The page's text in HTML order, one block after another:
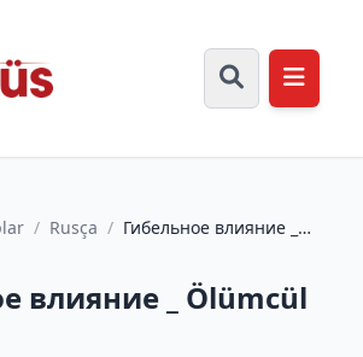
/ Rusça / Гибельное влияние _
влияние _ Ölümcül